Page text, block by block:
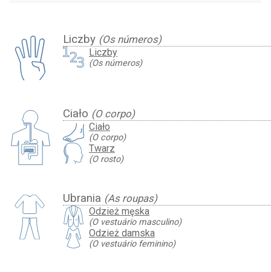
Liczby (Os números)
Liczby
(Os números)
Ciało (O corpo)
Ciało
(O corpo)
Twarz
(O rosto)
Ubrania (As roupas)
Odzież męska
(O vestuário masculino)
Odzież damska
(O vestuário feminino)